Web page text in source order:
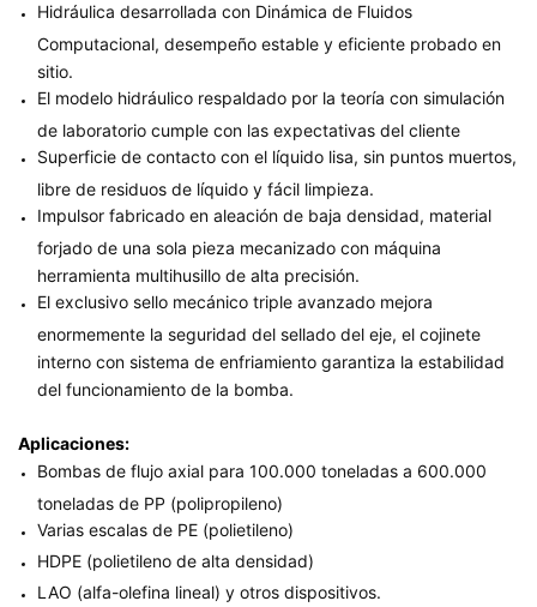
Hidráulica desarrollada con Dinámica de Fluidos
Computacional, desempeño estable y eficiente probado en
sitio.
El modelo hidráulico respaldado por la teoría con simulación
de laboratorio cumple con las expectativas del cliente
Superficie de contacto con el líquido lisa, sin puntos muertos,
libre de residuos de líquido y fácil limpieza.
Impulsor fabricado en aleación de baja densidad, material
forjado de una sola pieza mecanizado con máquina
herramienta multihusillo de alta precisión.
El exclusivo sello mecánico triple avanzado mejora
enormemente la seguridad del sellado del eje, el cojinete
interno con sistema de enfriamiento garantiza la estabilidad
del funcionamiento de la bomba.
Aplicaciones:
Bombas de flujo axial para 100.000 toneladas a 600.000
toneladas de PP (polipropileno)
Varias escalas de PE (polietileno)
HDPE (polietileno de alta densidad)
LAO (alfa-olefina lineal) y otros dispositivos.